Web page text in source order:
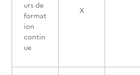
urs de
format
ion
contin
ue
X